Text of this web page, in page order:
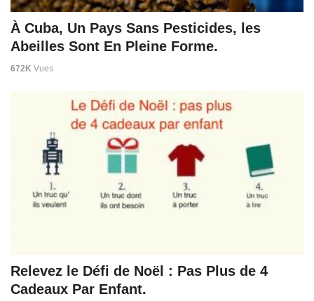
À Cuba, Un Pays Sans Pesticides, les
Abeilles Sont En Pleine Forme.
672K Vues
Relevez le Défi de Noël : Pas Plus de 4
Cadeaux Par Enfant.